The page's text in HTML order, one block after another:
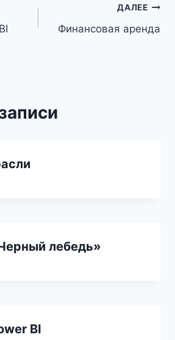
ДАЛЕЕ
Финансовая аренда
лебедь»
BI